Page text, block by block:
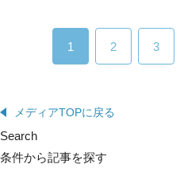
1 2 3
メディアTOPに戻る
Search
条件から記事を探す